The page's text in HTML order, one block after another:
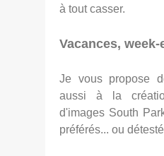
à tout casser.
Vacances, week-
Je vous propose
aussi à la
d'images South
préférés... ou